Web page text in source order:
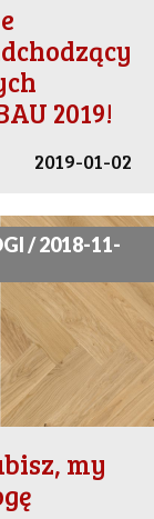
2019!
2019-01-02
/ 2018-11-
my